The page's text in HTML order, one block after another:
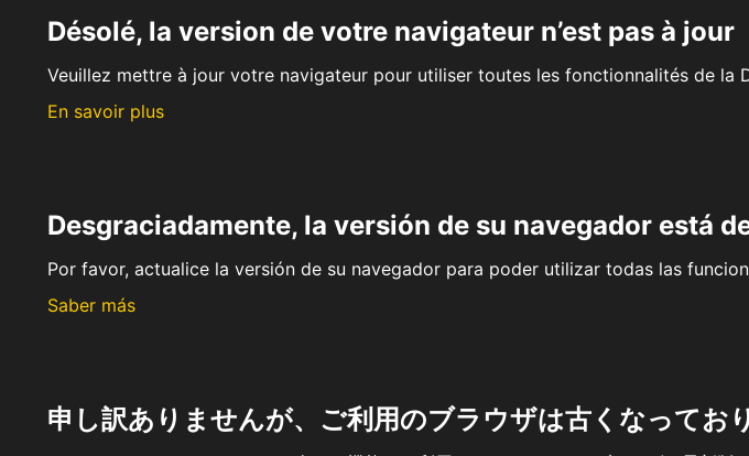
Désolé, la version de votre navigateur n’est pas à jour
Veuillez mettre à jour votre navigateur pour utiliser toutes les fonctionnalités de la
En savoir plus
Desgraciadamente, la versión de su navegador está
Por favor, actualice la versión de su navegador para poder utilizar todas las
Saber más
申し訳ありませんが、ご利用のブラウザは古くなってお